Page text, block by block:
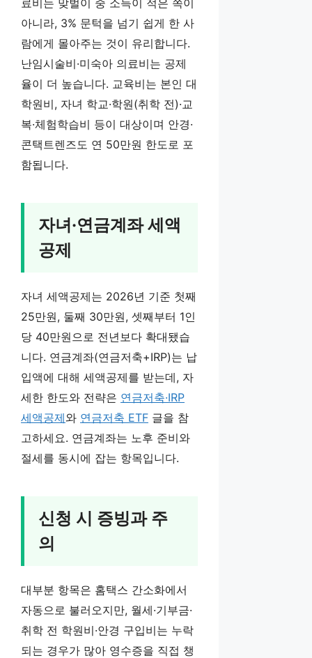
아니라, 3% 문턱을 넘기 쉽게 한 사
람에게 몰아주는 것이 유리합니다.
난임시술비·미숙아 의료비는 공제
율이 더 높습니다. 교육비는 본인 대
학원비, 자녀 학교·학원(취학 전)·교
복·체험학습비 등이 대상이며 안경·
콘택트렌즈도 연 50만원 한도로 포
함됩니다.
자녀·연금계좌 세액
공제
자녀 세액공제는 2026년 기준 첫째
25만원, 둘째 30만원, 셋째부터 1인
당 40만원으로 전년보다 확대됐습
니다. 연금계좌(연금저축+IRP)는 납
입액에 대해 세액공제를 받는데, 자
세한 한도와 전략은 연금저축·IRP
세액공제와 연금저축 ETF 글을 참
고하세요. 연금계좌는 노후 준비와
절세를 동시에 잡는 항목입니다.
신청 시 증빙과 주
의
대부분 항목은 홈택스 간소화에서
자동으로 불러오지만, 월세·기부금·
취학 전 학원비·안경 구입비는 누락
되는 경우가 많아 영수증을 직접 챙